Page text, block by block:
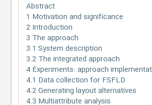
Abstract
1 Motivation and significance
2 Introduction
3 The approach
3.1 System description
3.2 The integrated approach
4 Experiments: approach
4.1 Data collection for FSFLD
4.2 Generating layout alternatives
4.3 Multiattribute analysis